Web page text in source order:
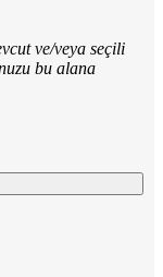
ve/veya seçili
bu alana